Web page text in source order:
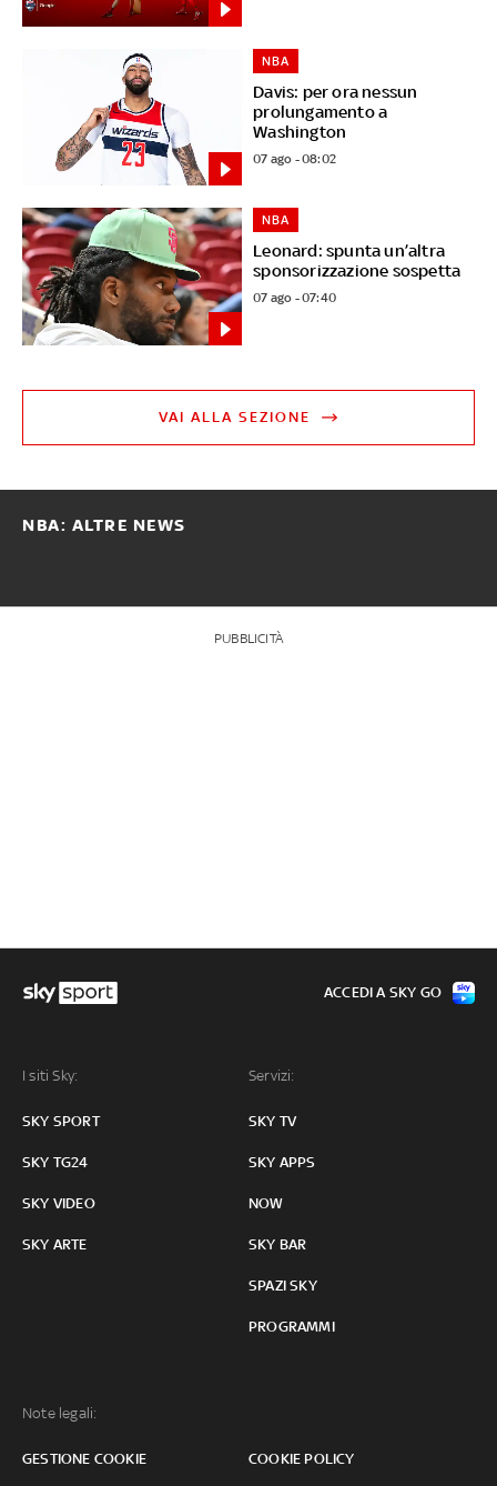
Davis: per ora nessun
prolungamento a
Washington
NBA
07 ago - 08:02
Leonard: spunta un’altra
sponsorizzazione sospetta
NBA
07 ago - 07:40
VAI ALLA SEZIONE
NBA: ALTRE NEWS
PUBBLICITÀ
I siti Sky:
SKY SPORT
SKY TG24
SKY VIDEO
SKY ARTE
Servizi:
SKY TV
SKY APPS
NOW
SKY BAR
SPAZI SKY
PROGRAMMI
Note legali:
GESTIONE COOKIE COOKIE POLICY
ACCEDI A SKY GO